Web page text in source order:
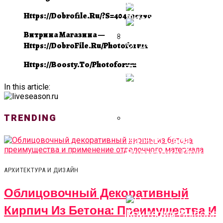
Кирпич Из Бетона:
Преимущества И
Отделочного
На Что Обратить
Внимание При
Для Крыльца
Movie Trailer Style
Video Ads
Https://dobrofile.ru/?s=404cec390
Витрина Магазина —
Https://DobroFile.ru/photoforum
Https://boosty.to/photoforum
In this article:
TRENDING
АРХИТЕКТУРА И ДИЗАЙН
Облицовочный Декоративный
Кирпич Из Бетона: Преимущества И